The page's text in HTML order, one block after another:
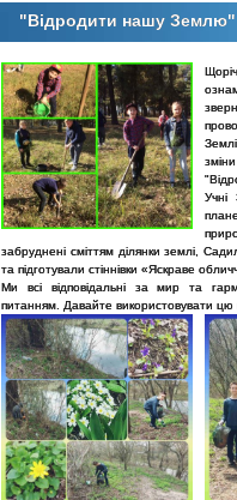
"Відродити нашу Землю"
Учні
забруднені сміттям ділянки землі,
та підготували стіннівки «Яскраве
Ми всі відповідальні за мир та
питанням. Давайте використовувати цю